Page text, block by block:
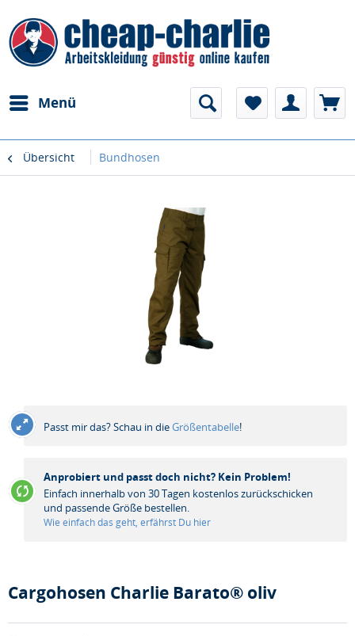
Menü
Übersicht Bundhosen
Passt mir das? Schau in dieGrößentabelle!
Anprobiert und passt doch nicht? Kein Problem!
Einfach innerhalb von 30 Tagen kostenlos zurückschicken
und passende Größe bestellen.
Wie einfach das geht, erfährst Du hier
Cargohosen Charlie Barato® oliv